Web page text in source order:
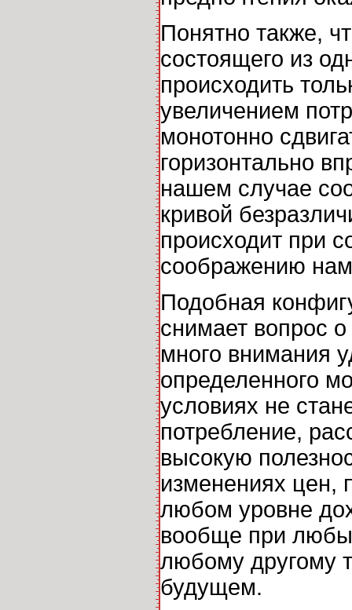
Понятно также,
состоящего из
происходить
увеличением
монотонно
горизонтально
нашем случае
кривой
происходит при
соображению
Подобная
снимает вопрос
много внимания
определенного
условиях не
потребление,
высокую
изменениях цен,
любом уровне
вообще при
любому другому
будущем.